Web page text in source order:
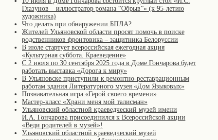
Глазунов – иллюстратор романа “Обрыв”» (к 95-летию
художника)
Что делать при обнаружении БПЛА?
Жителей Ульяновской области просят помочь в поиске
родственников фронтовика – защитника Белоруссии
В июле стартует всероссийская ежегодная акция
«Культурная суббота. Краеведение»
С 2 июля по 30 сентября 2025 года в Доме Гончарова будет
работать выставка «Дорога к миру»
В Ульяновске приступили к ремонтно-реставрационным
работам здания Литературного музея «Дом Языковых»
Познавательная игра «Герой своего времени»
Мастер-класс «Храни меня мой талисман»
Ульяновский областной краеведческий музей имени
И.А. Гончарова присоединился к Всероссийской акции
«Веди родителей в музей»!
Ульяновский областной краеведческий музей